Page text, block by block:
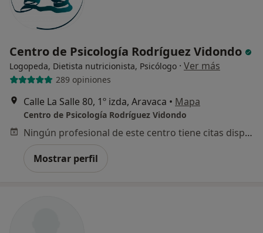
Centro de Psicología Rodríguez Vidondo
Logopeda, Dietista nutricionista, Psicólogo · Ver más
289 opiniones
Calle La Salle 80, 1º izda, Aravaca • Mapa
Centro de Psicología Rodríguez Vidondo
Ningún profesional de este centro tiene citas disponibles
Mostrar perfil